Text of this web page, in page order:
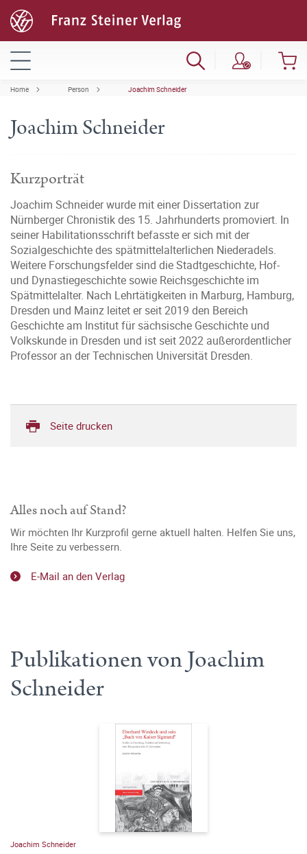
Home Person Joachim Schneider
Joachim Schneider
Kurzporträt
Joachim Schneider wurde mit einer Dissertation zur
Nürnberger Chronistik des 15. Jahrhunderts promoviert. In
seiner Habilitationsschrift befasste er sich mit der
Sozialgeschichte des spätmittelalterlichen Niederadels.
Weitere Forschungsfelder sind die Stadtgeschichte, Hof-
und Dynastiegeschichte sowie Reichsgeschichte im
Spätmittelalter. Nach Lehrtätigkeiten in Marburg, Hamburg,
Dresden und Mainz leitet er seit 2019 den Bereich
Geschichte am Institut für sächsische Geschichte und
Volkskunde in Dresden und ist seit 2022 außerordentlicher
Professor an der Technischen Universität Dresden.
Seite drucken
Alles noch auf Stand?
Wir möchten Ihr Kurzprofil gerne aktuell halten. Helfen Sie uns,
Ihre Seite zu verbessern.
E-Mail an den Verlag
Publikationen von Joachim
Schneider
Joachim Schneider